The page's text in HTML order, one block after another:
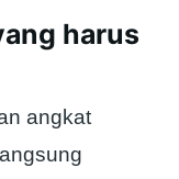
harus
angkat